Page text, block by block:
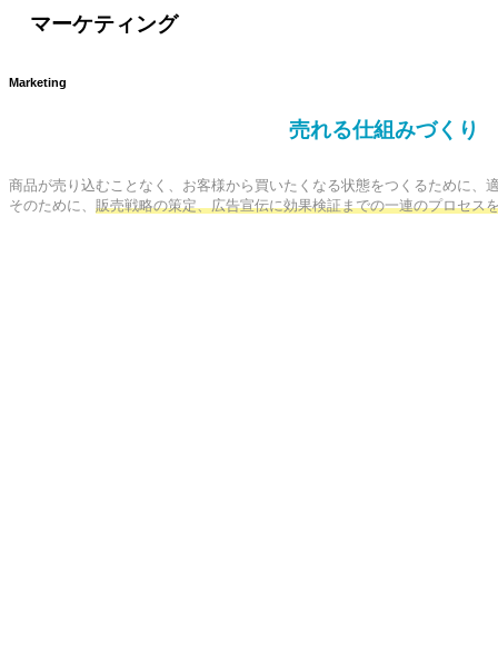
マーケティング
Marketing
売れる仕組みづくり
商品が売り込むことなく、お客様から買いたくなる状態をつくるために
そのために、 販売戦略の策定、広告宣伝に効果検証までの一連のプロセス